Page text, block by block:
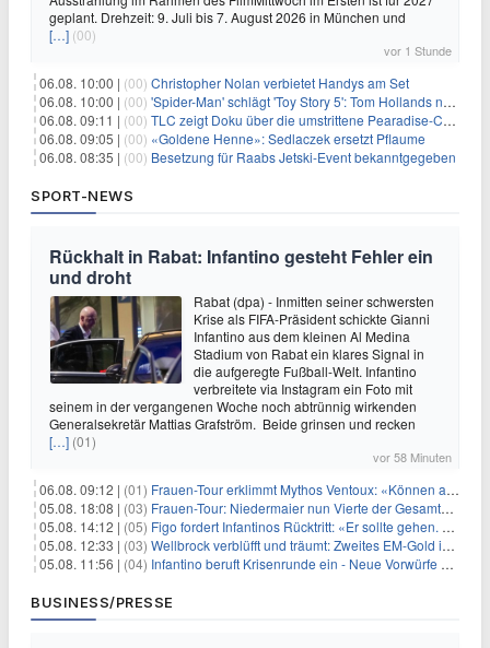
geplant. Drehzeit: 9. Juli bis 7. August 2026 in München und
[…] (00)
vor 1 Stunde
06.08. 10:00 | (00) Christopher Nolan verbietet Handys am Set
06.08. 10:00 | (00) 'Spider-Man' schlägt 'Toy Story 5': Tom Hollands neuer Film bricht alle Rekorde
06.08. 09:11 | (00) TLC zeigt Doku über die umstrittene Pearadise-Community
06.08. 09:05 | (00) «Goldene Henne»: Sedlaczek ersetzt Pflaume
06.08. 08:35 | (00) Besetzung für Raabs Jetski-Event bekanntgegeben
SPORT-NEWS
Rückhalt in Rabat: Infantino gesteht Fehler ein
und droht
Rabat (dpa) - Inmitten seiner schwersten
Krise als FIFA-Präsident schickte Gianni
Infantino aus dem kleinen Al Medina
Stadium von Rabat ein klares Signal in
die aufgeregte Fußball-Welt. Infantino
verbreitete via Instagram ein Foto mit
seinem in der vergangenen Woche noch abtrünnig wirkenden
Generalsekretär Mattias Grafström. Beide grinsen und recken
[…] (01)
vor 58 Minuten
06.08. 09:12 | (01) Frauen-Tour erklimmt Mythos Ventoux: «Können alles schaffen»
05.08. 18:08 | (03) Frauen-Tour: Niedermaier nun Vierte der Gesamtwertung
05.08. 14:12 | (05) Figo fordert Infantinos Rücktritt: «Er sollte gehen. Jetzt»
05.08. 12:33 | (03) Wellbrock verblüfft und träumt: Zweites EM-Gold in Paris
05.08. 11:56 | (04) Infantino beruft Krisenrunde ein - Neue Vorwürfe gegen FIFA
BUSINESS/PRESSE